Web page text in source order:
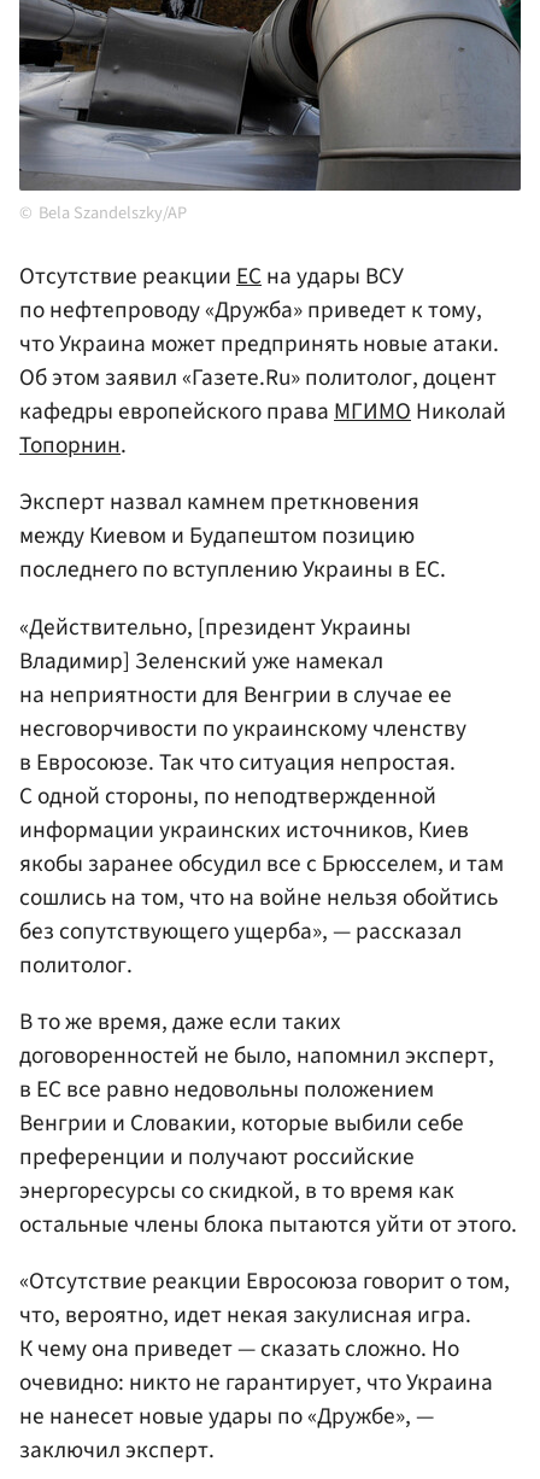
Bela Szandelszky/AP
Отсутствие реакцииЕСна удары ВСУ
по нефтепроводу «Дружба» приведет к тому,
что Украина может предпринять новые атаки.
Об этом заявил «Газете.Ru» политолог, доцент
кафедры европейского праваМГИМОНиколай
Топорнин.
Эксперт назвал камнем преткновения
между Киевом и Будапештом позицию
последнего по вступлению Украины в ЕС.
«Действительно, [президент Украины
Владимир] Зеленский уже намекал
на неприятности для Венгрии в случае ее
несговорчивости по украинскому членству
в Евросоюзе. Так что ситуация непростая.
С одной стороны, по неподтвержденной
информации украинских источников, Киев
якобы заранее обсудил все с Брюсселем, и там
сошлись на том, что на войне нельзя обойтись
без сопутствующего ущерба», — рассказал
политолог.
В то же время, даже если таких
договоренностей не было, напомнил эксперт,
в ЕС все равно недовольны положением
Венгрии и Словакии, которые выбили себе
преференции и получают российские
энергоресурсы со скидкой, в то время как
остальные члены блока пытаются уйти от этого.
«Отсутствие реакции Евросоюза говорит о том,
что, вероятно, идет некая закулисная игра.
К чему она приведет — сказать сложно. Но
очевидно: никто не гарантирует, что Украина
не нанесет новые удары по «Дружбе», —
заключил эксперт.